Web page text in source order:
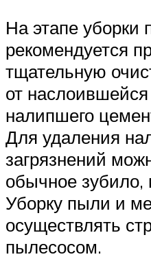
На этапе уборки
рекомендуется
тщательную
от
налипшего
Для удаления
загрязнений
обычное зубило,
Уборку пыли и
осуществлять
пылесосом.